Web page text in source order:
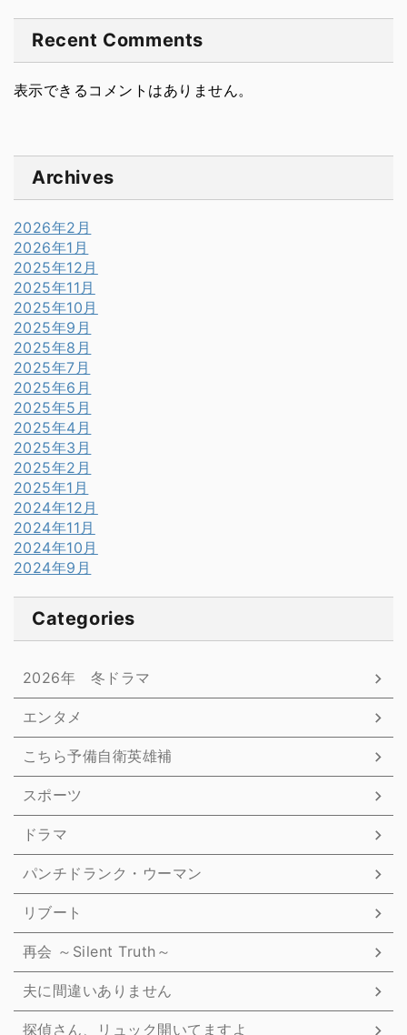
Recent Comments
表示できるコメントはありません。
Archives
2026年2月
2026年1月
2025年12月
2025年11月
2025年10月
2025年9月
2025年8月
2025年7月
2025年6月
2025年5月
2025年4月
2025年3月
2025年2月
2025年1月
2024年12月
2024年11月
2024年10月
2024年9月
Categories
2026年 冬ドラマ
エンタメ
こちら予備自衛英雄補
スポーツ
ドラマ
パンチドランク・ウーマン
リブート
再会 ～Silent Truth～
夫に間違いありません
探偵さん、リュック開いてますよ